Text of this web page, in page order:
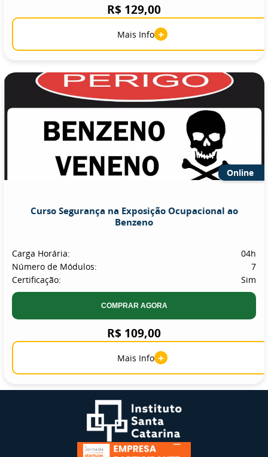
R$ 129,00
Mais Info +
Online
Curso Segurança na Exposição Ocupacional ao
Benzeno
Carga Horária:
04h
Número de Módulos:
7
Certificação:
Sim
COMPRAR AGORA
R$ 109,00
Mais Info +